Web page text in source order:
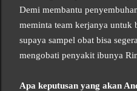
Demi membantu
meminta team kerjanya untuk
supaya sampel obat bisa
mengobati penyakit ibunya
Apa keputusan yang akan